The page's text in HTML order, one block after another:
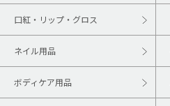
口紅・リップ・グロス
ネイル用品
ボディケア用品